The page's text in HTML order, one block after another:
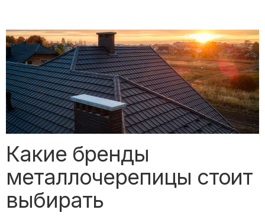
Какие бренды
металлочерепицы стоит
выбирать